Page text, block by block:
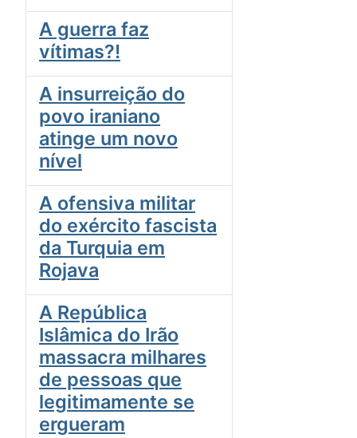
A guerra faz
vítimas?!
A insurreição do
povo iraniano
atinge um novo
nível
A ofensiva militar
do exército fascista
da Turquia em
Rojava
A República
Islâmica do Irão
massacra milhares
de pessoas que
legitimamente se
ergueram